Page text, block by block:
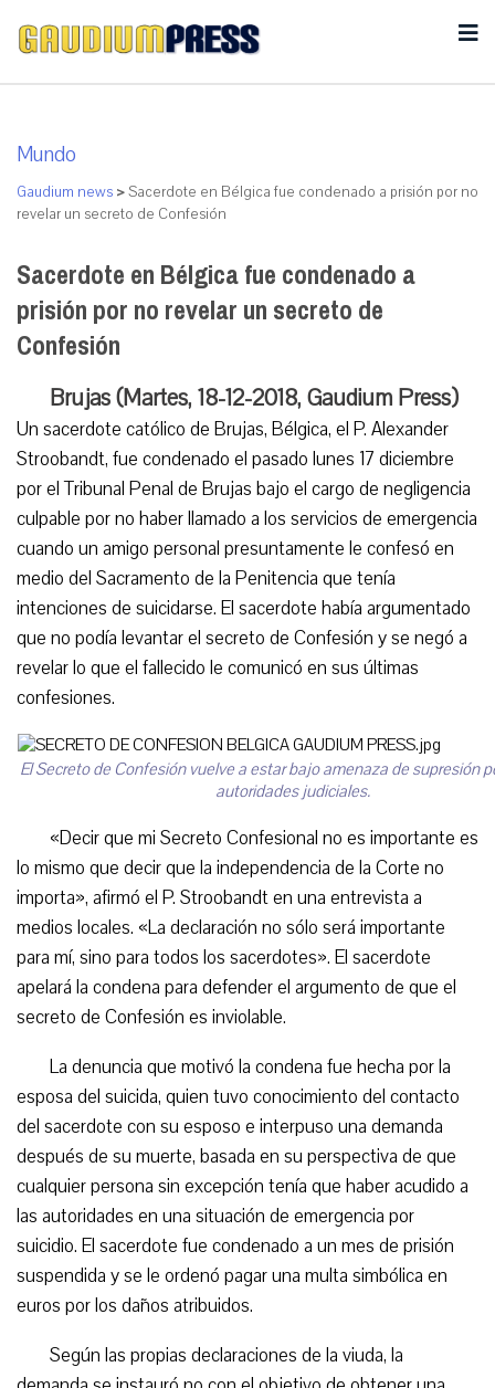
Mundo
Gaudium news >Sacerdote en Bélgica fue condenado a prisión por no
revelar un secreto de Confesión
Sacerdote en Bélgica fue condenado a
prisión por no revelar un secreto de
Confesión
Brujas (Martes, 18-12-2018, Gaudium Press)
Un sacerdote católico de Brujas, Bélgica, el P. Alexander
Stroobandt, fue condenado el pasado lunes 17 diciembre
por el Tribunal Penal de Brujas bajo el cargo de negligencia
culpable por no haber llamado a los servicios de emergencia
cuando un amigo personal presuntamente le confesó en
medio del Sacramento de la Penitencia que tenía
intenciones de suicidarse. El sacerdote había argumentado
que no podía levantar el secreto de Confesión y se negó a
revelar lo que el fallecido le comunicó en sus últimas
confesiones.
El Secreto de Confesión vuelve a estar bajo amenaza de supresión
autoridades judiciales.
«Decir que mi Secreto Confesional no es importante es
lo mismo que decir que la independencia de la Corte no
importa», afirmó el P. Stroobandt en una entrevista a
medios locales. «La declaración no sólo será importante
para mí, sino para todos los sacerdotes». El sacerdote
apelará la condena para defender el argumento de que el
secreto de Confesión es inviolable.
La denuncia que motivó la condena fue hecha por la
esposa del suicida, quien tuvo conocimiento del contacto
del sacerdote con su esposo e interpuso una demanda
después de su muerte, basada en su perspectiva de que
cualquier persona sin excepción tenía que haber acudido a
las autoridades en una situación de emergencia por
suicidio. El sacerdote fue condenado a un mes de prisión
suspendida y se le ordenó pagar una multa simbólica en
euros por los daños atribuidos.
Según las propias declaraciones de la viuda, la